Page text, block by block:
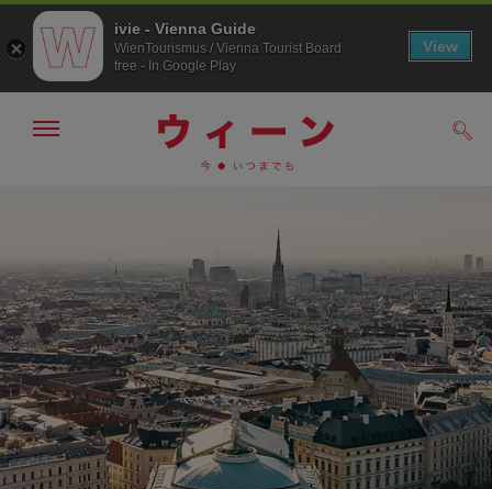
へ
ジ
の
ト
ッ
プ
へ
メ
非
表
示
ivie - Vienna Guide
WienTourismus / Vienna Tourist Board
free - In Google Play
View